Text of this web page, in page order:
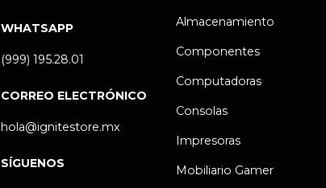
WHATSAPP
(999) 195.28.01
CORREO ELECTRÓNICO
hola@ignitestore.mx
SÍGUENOS
Almacenamiento
Componentes
Computadoras
Consolas
Impresoras
Mobiliario Gamer